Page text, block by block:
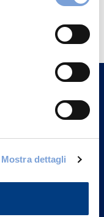
Mostra dettagli